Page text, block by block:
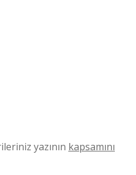
yazının kapsamını